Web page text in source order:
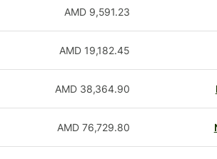
9,591.23
AMD
19,182.45
AMD
38,364.90
AMD
76,729.80
AMD